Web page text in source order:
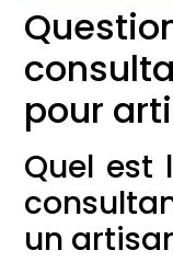
pour
Quel est
un